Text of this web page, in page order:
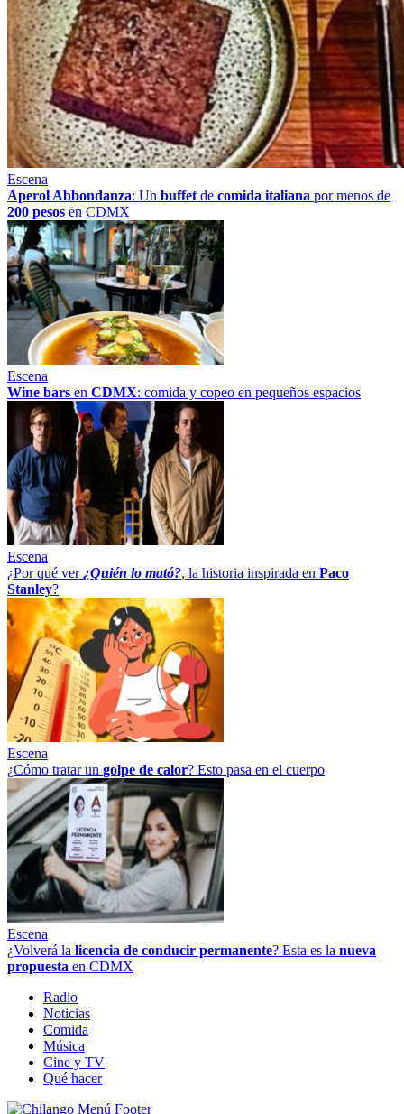
Escena
Aperol Abbondanza: Un buffet de comida italiana por menos de
200 pesos en CDMX
Escena
Wine bars en CDMX: comida y copeo en pequeños espacios
Escena
¿Por qué ver ¿Quién lo mató?, la historia inspirada en Paco
Stanley?
Escena
¿Cómo tratar un golpe de calor? Esto pasa en el cuerpo
Escena
¿Volverá la licencia de conducir permanente? Esta es la nueva
propuesta en CDMX
Radio
Noticias
Comida
Música
Cine y TV
Qué hacer